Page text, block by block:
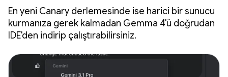
En yeni Canary derlemesinde ise harici bir sunucu
kurmanıza gerek kalmadan Gemma 4'ü doğrudan
IDE'den indirip çalıştırabilirsiniz.